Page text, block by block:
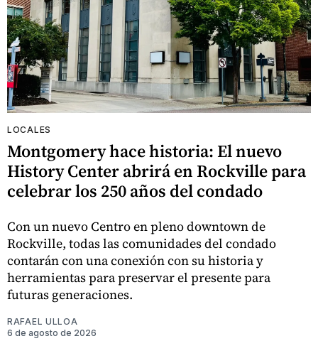
LOCALES
Montgomery hace historia: El nuevo
History Center abrirá en Rockville para
celebrar los 250 años del condado
Con un nuevo Centro en pleno downtown de
Rockville, todas las comunidades del condado
contarán con una conexión con su historia y
herramientas para preservar el presente para
futuras generaciones.
RAFAEL ULLOA
6 de agosto de 2026